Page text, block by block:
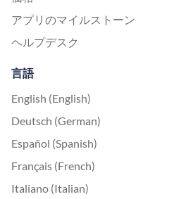
アプリのマイルストーン
ヘルプデスク
言語
English (English)
Deutsch (German)
Español (Spanish)
Français (French)
Italiano (Italian)